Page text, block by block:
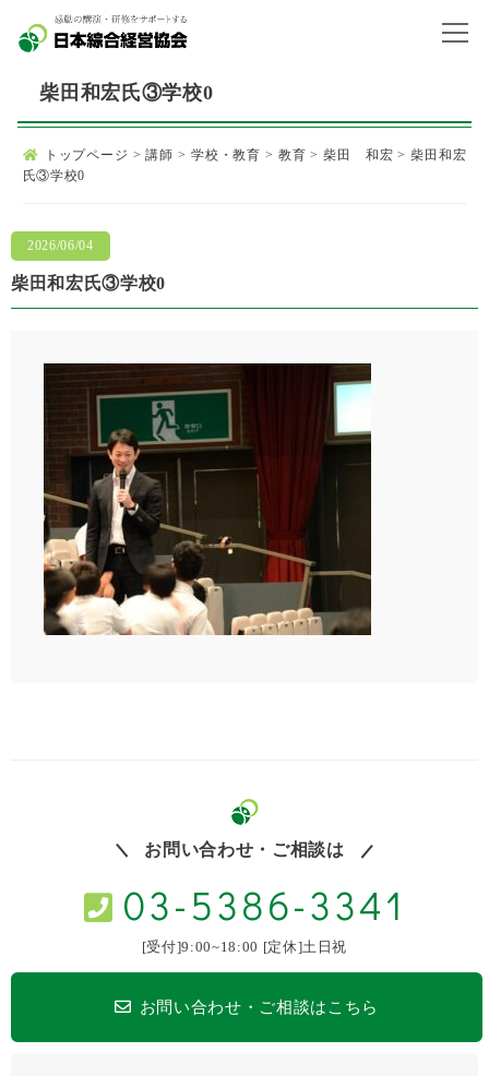
柴田和宏氏③学校0
トップページ >講師 > 学校・教育 > 教育 > 柴田 和宏 > 柴田和宏
氏③学校0
柴田和宏氏③学校0
2026/06/04
お問い合わせ・ご相談は
03-5386-3341
[受付]9:00~18:00 [定休]土日祝
お問い合わせ・ご相談はこちら